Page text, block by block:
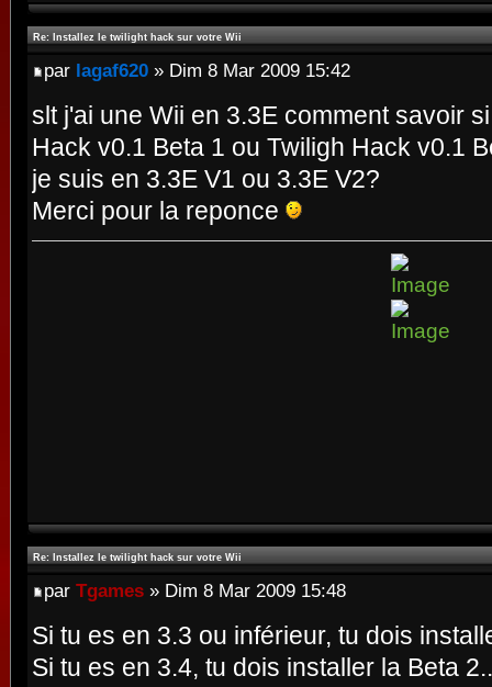
Re: Installez le twilight hack sur votre Wii
par lagaf620 » Dim 8 Mar 2009 15:42
slt j'ai une Wii en 3.3E comment savoir
Hack v0.1 Beta 1 ou Twiligh Hack v0.1
je suis en 3.3E V1 ou 3.3E V2?
Merci pour la reponce
Re: Installez le twilight hack sur votre Wii
par Tgames » Dim 8 Mar 2009 15:48
Si tu es en 3.3 ou inférieur, tu dois
Si tu es en 3.4, tu dois installer la Beta